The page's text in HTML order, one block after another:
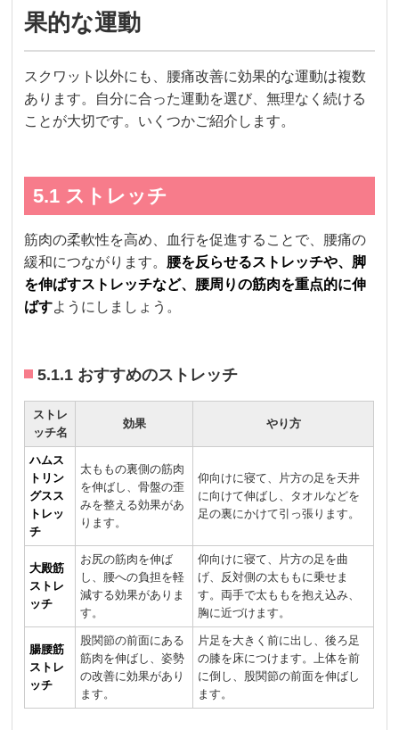
果的な運動
スクワット以外にも、腰痛改善に効果的な運動は複数
あります。自分に合った運動を選び、無理なく続ける
ことが大切です。いくつかご紹介します。
5.1 ストレッチ
筋肉の柔軟性を高め、血行を促進することで、腰痛の
緩和につながります。 腰を反らせるストレッチや、脚
を伸ばすストレッチなど、腰周りの筋肉を重点的に伸
ばすようにしましょう。
5.1.1 おすすめのストレッチ
ストレ
ッチ名
効果 やり方
ハムス
トリン
グスス
トレッ
チ
太ももの裏側の筋肉
を伸ばし、骨盤の歪
みを整える効果があ
ります。
仰向けに寝て、片方の足を天井
に向けて伸ばし、タオルなどを
足の裏にかけて引っ張ります。
大殿筋
ストレ
ッチ
お尻の筋肉を伸ば
し、腰への負担を軽
減する効果がありま
す。
仰向けに寝て、片方の足を曲
げ、反対側の太ももに乗せま
す。両手で太ももを抱え込み、
胸に近づけます。
腸腰筋
ストレ
ッチ
股関節の前面にある
筋肉を伸ばし、姿勢
の改善に効果があり
ます。
片足を大きく前に出し、後ろ足
の膝を床につけます。上体を前
に倒し、股関節の前面を伸ばし
ます。